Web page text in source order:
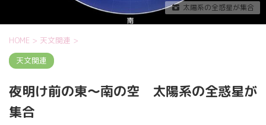
太陽系の全惑星が集合
HOME > 天文関連 >
天文関連
夜明け前の東～南の空 太陽系の全惑星が
集合